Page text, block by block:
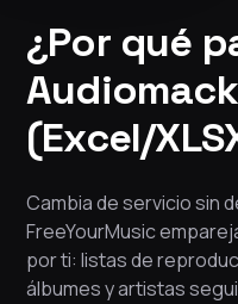
¿Por qué
(Excel/
Cambia de servicio sin
FreeYourMusic
por ti: listas de
álbumes y artistas